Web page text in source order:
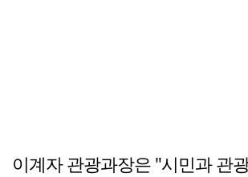
이계자 관광과장은 "시민과 관